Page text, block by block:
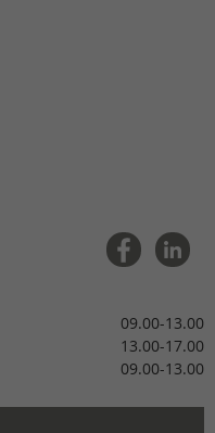
09.00-13.00
13.00-17.00
09.00-13.00